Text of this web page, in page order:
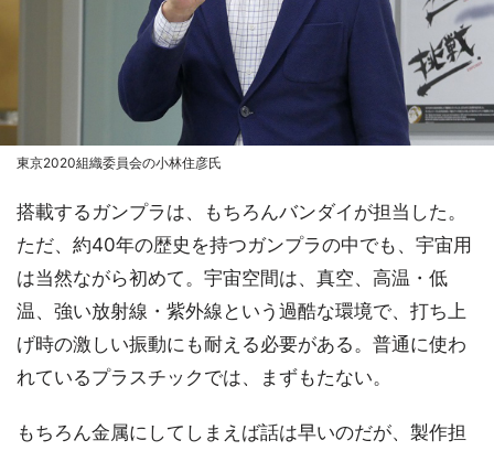
東京2020組織委員会の小林住彦氏
搭載するガンプラは、もちろんバンダイが担当した。
ただ、約40年の歴史を持つガンプラの中でも、宇宙用
は当然ながら初めて。宇宙空間は、真空、高温・低
温、強い放射線・紫外線という過酷な環境で、打ち上
げ時の激しい振動にも耐える必要がある。普通に使わ
れているプラスチックでは、まずもたない。
もちろん金属にしてしまえば話は早いのだが、製作担